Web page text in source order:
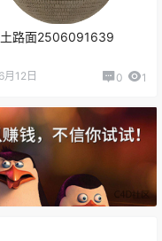
路面2506091639
月12日 0 1